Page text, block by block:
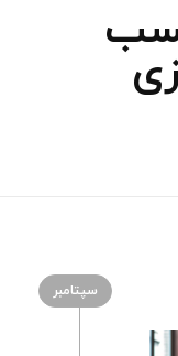
سپتامبر